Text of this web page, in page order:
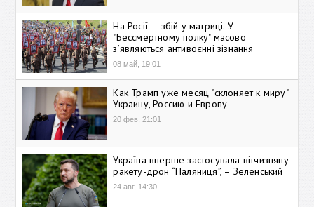
На Росії — збій у матриці. У
"Бессмертному полку" масово
зʼявляються антивоєнні зізнання
08 май, 19:01
Как Трамп уже месяц "склоняет к миру"
Украину, Россию и Европу
20 фев, 21:01
Україна вперше застосувала вітчизняну
ракету-дрон “Паляниця”, – Зеленський
24 авг, 14:30